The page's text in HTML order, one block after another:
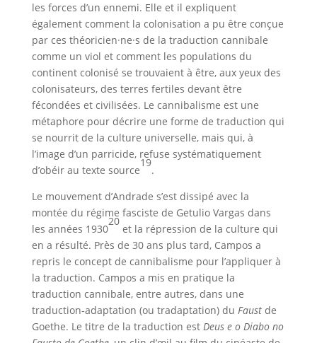
les forces d’un ennemi. Elle et il expliquent
également comment la colonisation a pu être conçue
par ces théoricien·ne·s de la traduction cannibale
comme un viol et comment les populations du
continent colonisé se trouvaient à être, aux yeux des
colonisateurs, des terres fertiles devant être
fécondées et civilisées. Le cannibalisme est une
métaphore pour décrire une forme de traduction qui
se nourrit de la culture universelle, mais qui, à
l’image d’un parricide, refuse systématiquement
d’obéir au texte source
19
.
Le mouvement d’Andrade s’est dissipé avec la
montée du régime fasciste de Getulio Vargas dans
les années 1930
20
et la répression de la culture qui
en a résulté. Près de 30 ans plus tard, Campos a
repris le concept de cannibalisme pour l’appliquer à
la traduction. Campos a mis en pratique la
traduction cannibale, entre autres, dans une
traduction-adaptation (ou tradaptation) du Faustde
Goethe. Le titre de la traduction est Deus e o Diabo no